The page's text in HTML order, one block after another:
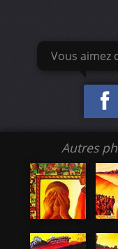
Vous aimez
Autres